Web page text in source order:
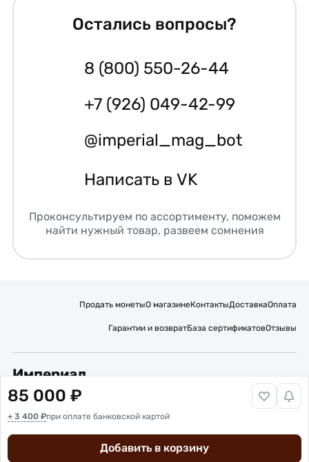
85 000 ₽
+ 3 400 ₽при оплате банковской картой
Добавить в корзину
Остались вопросы?
8 (800) 550-26-44
+7 (926) 049-42-99
@imperial_mag_bot
Написать в VK
Проконсультируем по ассортименту, поможем
найти нужный товар, развеем сомнения
Продать монетыО магазинеКонтактыДоставкаОплата
Гарантии и возвратБаза сертификатовОтзывы
Империал
Подписывайтесь на нас:
Вакансии
Политика обработки персональных данных
© 2016 – 2026 ИП Титов Александр Михайлович